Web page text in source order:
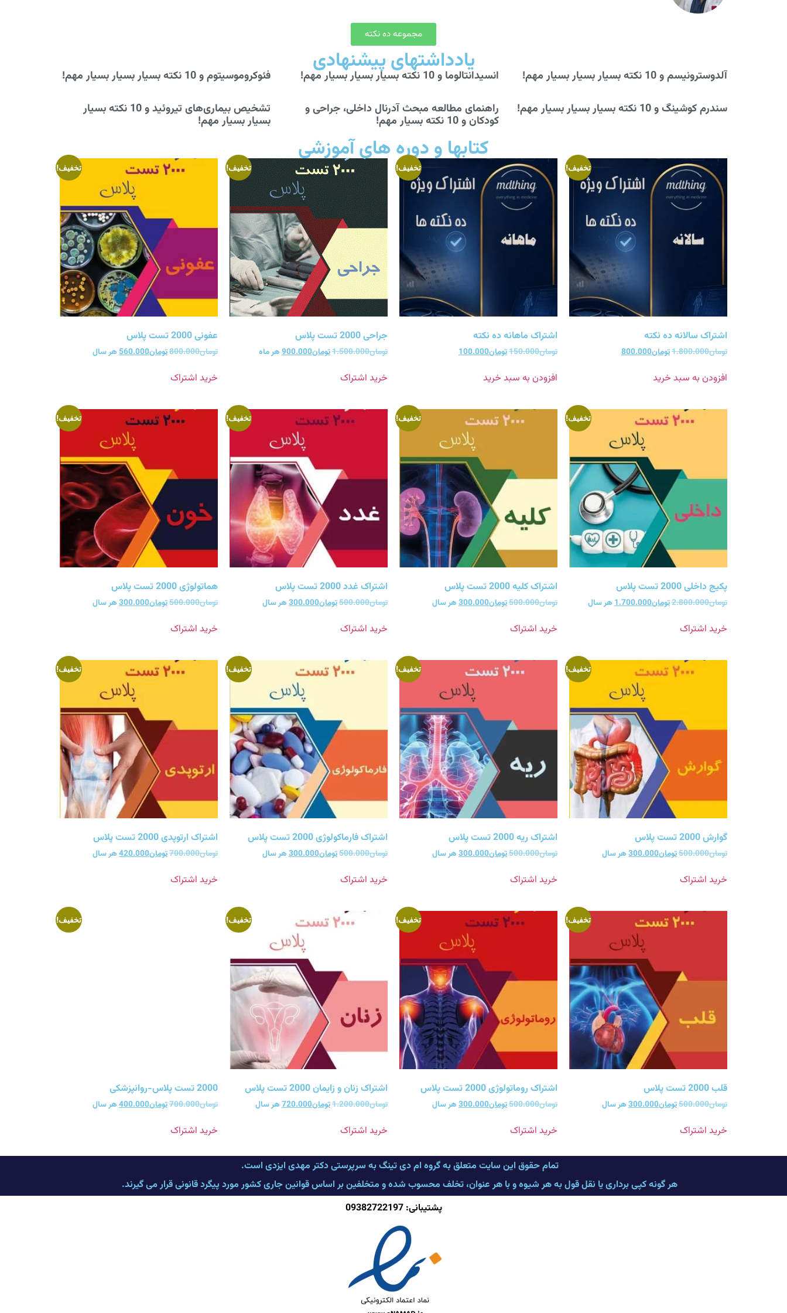
مجموعه ده نکته
یادداشتهای پیشنهادی
آلدوسترونیسم و 10 نکته بسیار بسیار بسیار مهم! انسیدانتالوما و 10 نکته بسیار بسیار بسیار مهم!
فئوکروموسیتوم و 10 نکته بسیار بسیار بسیار مهم!
سندرم کوشینگ و 10 نکته بسیار بسیار بسیار مهم!
راهنمای مطالعه مبحث آدرنال داخلی، جراحی و
کودکان و 10 نکته بسیار مهم!
تشخیص بیماری‌های تیروئید و 10 نکته بسیار
بسیار بسیار مهم!
کتابها و دوره های آموزشی
تخفیف!
اشتراک سالانه ده نکته
تومان1.800.000تومان800.000
افزودن به سبد خرید
تخفیف!
اشتراک ماهانه ده نکته
تومان150.000تومان100.000
افزودن به سبد خرید
تخفیف!
جراحی 2000 تست پلاس
تومان1.500.000تومان900.000هر ماه
خرید اشتراک
تخفیف!
عفونی 2000 تست پلاس
تومان800.000تومان560.000هر سال
خرید اشتراک
تخفیف!
پکیج داخلی 2000 تست پلاس
تومان2.800.000تومان1.700.000هر سال
خرید اشتراک
تخفیف!
اشتراک کلیه 2000 تست پلاس
تومان500.000تومان300.000هر سال
خرید اشتراک
تخفیف!
اشتراک غدد 2000 تست پلاس
تومان500.000تومان300.000هر سال
خرید اشتراک
تخفیف!
هماتولوژی 2000 تست پلاس
تومان500.000تومان300.000هر سال
خرید اشتراک
تخفیف!
گوارش 2000 تست پلاس
تومان500.000تومان300.000هر سال
خرید اشتراک
تخفیف!
اشتراک ریه 2000 تست پلاس
تومان500.000تومان300.000هر سال
خرید اشتراک
تخفیف!
اشتراک فارماکولوژی 2000 تست پلاس
تومان500.000تومان300.000هر سال
خرید اشتراک
تخفیف!
اشتراک ارتوپدی 2000 تست پلاس
تومان700.000تومان420.000هر سال
خرید اشتراک
تخفیف!
قلب 2000 تست پلاس
تومان500.000تومان300.000هر سال
خرید اشتراک
تخفیف!
اشتراک روماتولوژی 2000 تست پلاس
تومان500.000تومان300.000هر سال
خرید اشتراک
تخفیف!
اشتراک زنان و زایمان 2000 تست پلاس
تومان1.200.000تومان720.000هر سال
خرید اشتراک
تخفیف!
2000 تست پلاس-روانپزشکی
تومان700.000تومان400.000هر سال
خرید اشتراک
تمام حقوق این سایت متعلق به گروه ام دی تینگ به سرپرستی دکتر مهدی ایزدی است.
هر گونه کپی برداری یا نقل قول به هر شیوه و با هر عنوان، تخلف محسوب شده و متخلفین بر اساس قوانین جاری کشور مورد پیگرد قانونی قرار می گیرند.
پشتیبانی: 09382722197